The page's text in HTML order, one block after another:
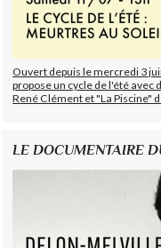
Ouvert depuis le mercredi 3
propose un cycle de l'été
René Clément et "La Piscine"
LE DOCUMENTAIRE